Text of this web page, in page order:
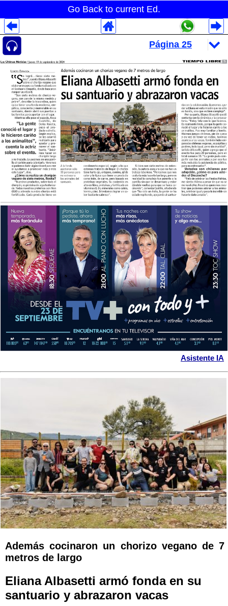
Go Back to current Ed.
Asistente IA
Además cocinaron un chorizo vegano de 7
metros de largo
Eliana Albasetti armó fonda en su
santuario y abrazaron vacas
Despliegues Analytics
Despliegues Totales
Despliegues por Rubros